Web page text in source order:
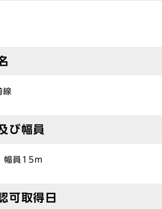
線
び幅員
幅員15m
取得日